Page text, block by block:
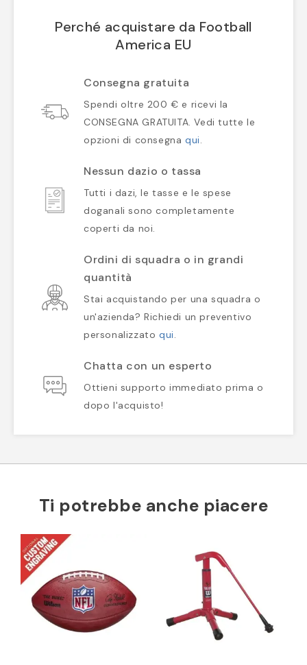
Perché acquistare da Football
America EU
Consegna gratuita
Spendi oltre 200 € e ricevi la
CONSEGNA GRATUITA. Vedi tutte le
opzioni di consegna qui.
Nessun dazio o tassa
Tutti i dazi, le tasse e le spese
doganali sono completamente
coperti da noi.
Ordini di squadra o in grandi
quantità
Stai acquistando per una squadra o
un'azienda? Richiedi un preventivo
personalizzato qui.
Chatta con un esperto
Ottieni supporto immediato prima o
dopo l'acquisto!
Ti potrebbe anche piacere